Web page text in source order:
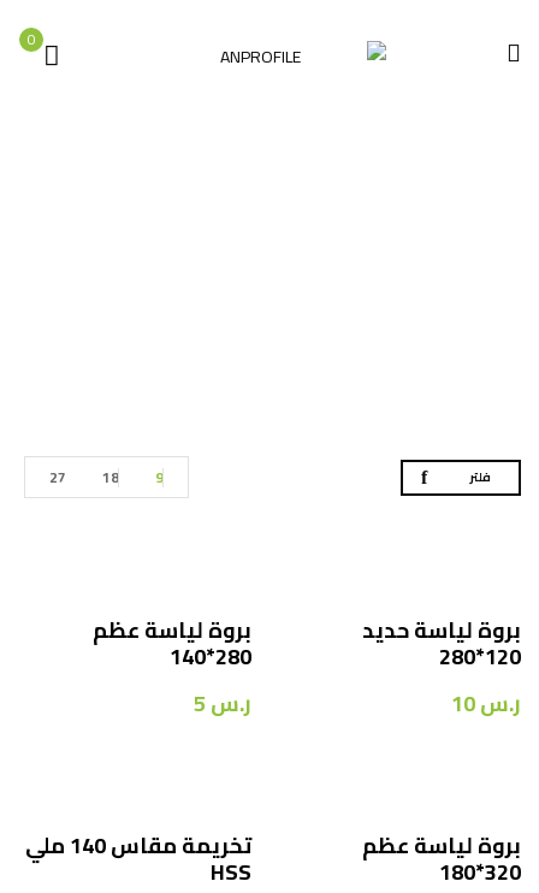
0
فلتر 9
18
27
بروة لياسة حديد
120*280
ر.س10
بروة لياسة عظم
280*140
ر.س5
بروة لياسة عظم
320*180
تخريمة مقاس 140 ملي
HSS